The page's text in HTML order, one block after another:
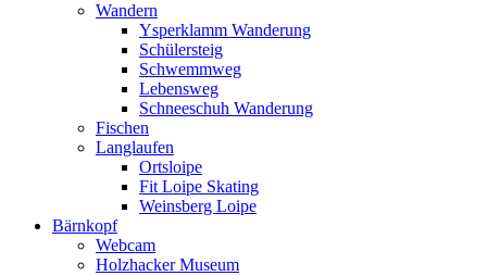
Wandern
Ysperklamm Wanderung
Schülersteig
Schwemmweg
Lebensweg
Schneeschuh Wanderung
Fischen
Langlaufen
Ortsloipe
Fit Loipe Skating
Weinsberg Loipe
Bärnkopf
Webcam
Holzhacker Museum